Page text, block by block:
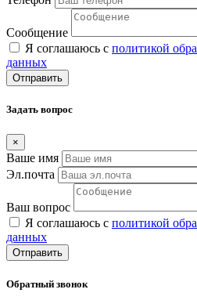
Сообщение
Я соглашаюсь с политикой
данных
Отправить
Задать вопрос
×
Ваше имя
Эл.почта
Ваш вопрос
Я соглашаюсь с политикой
данных
Отправить
Обратный звонок